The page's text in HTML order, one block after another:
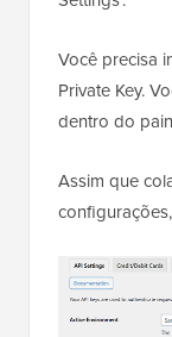
Você precisa
Private Key.
dentro do
Assim que